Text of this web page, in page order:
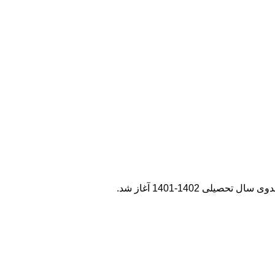
1402-1401 آغاز شد.